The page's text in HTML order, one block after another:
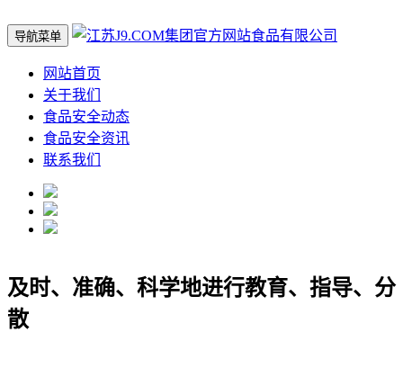
导航菜单
网站首页
关于我们
食品安全动态
食品安全资讯
联系我们
及时、准确、科学地进行教育、指导、分
散